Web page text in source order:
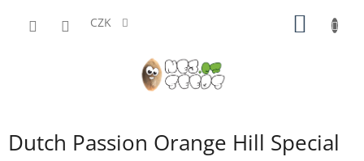
CZK
Dutch Passion Orange Hill Special